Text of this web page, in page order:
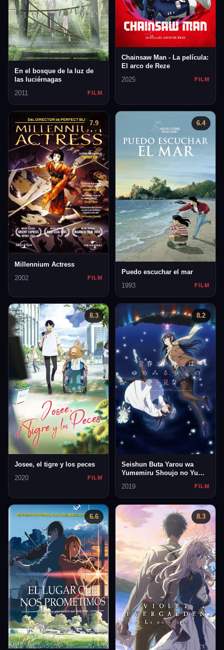
En el bosque de la luz de
las luciérnagas
2011
FILM
Chainsaw Man - La película:
El arco de Reze
2025
FILM
7.9
Millennium Actress
2002
FILM
6.4
Puedo escuchar el mar
1993
FILM
8.3
Josee, el tigre y los peces
2020
FILM
8.2
Seishun Buta Yarou wa
Yumemiru Shoujo no Yume
2019 FILM
6.6 8.3